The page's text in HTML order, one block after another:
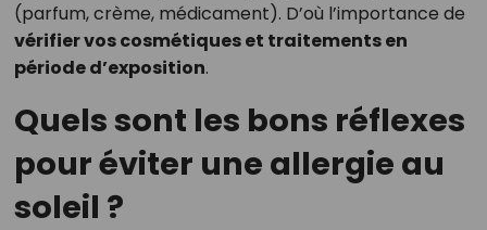
(parfum, crème, médicament). D’où l’importance de
vérifier vos cosmétiques et traitements en
période d’exposition.
Quels sont les bons réflexes
pour éviter une allergie au
soleil ?